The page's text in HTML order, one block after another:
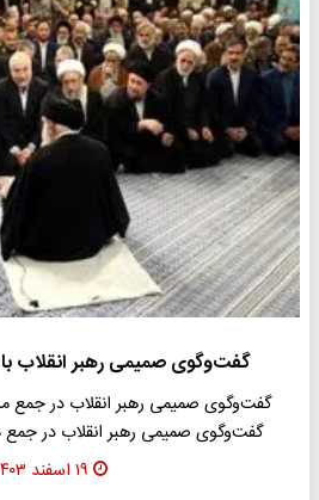
گفت‌وگوی صمیمی رهبر انقلاب با
گفت‌وگوی صمیمی رهبر انقلاب در جمع
گفت‌وگوی صمیمی رهبر انقلاب در
۱۹ اسفند ۱۴۰۳